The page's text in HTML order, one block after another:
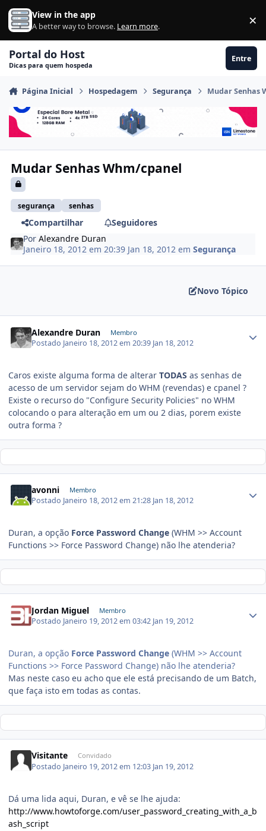
Ir para conteúdo
View in the app
A better way to browse. Learn more. ×
Portal do Host
Dicas para quem hospeda
Entre
Página Inicial Hospedagem Segurança Mudar Senhas
Mudar Senhas Whm/cpanel
segurança senhas
Compartilhar
Seguidores
PorAlexandre Duran
Janeiro 18, 2012 em 20:39 Jan 18, 2012 emSegurança
Novo Tópico
Alexandre Duran Membro
Postado Janeiro 18, 2012 em 20:39 Jan 18, 2012
Caros existe alguma forma de alterar TODAS as senhas de
acesso de um servidor sejam do WHM (revendas) e cpanel ?
Existe o recurso do "Configure Security Policies" no WHM
colocando o para alteração em um ou 2 dias, porem existe
outra forma ?
avonni Membro
Postado Janeiro 18, 2012 em 21:28 Jan 18, 2012
Duran, a opção Force Password Change (WHM >> Account
Functions >> Force Password Change) não lhe atenderia?
Jordan Miguel Membro
Postado Janeiro 19, 2012 em 03:42 Jan 19, 2012
Duran, a opção Force Password Change (WHM >> Account
Functions >> Force Password Change) não lhe atenderia?
Mas neste caso eu acho que ele está precisando de um Batch,
que faça isto em todas as contas.
Visitante Convidado
Postado Janeiro 19, 2012 em 12:03 Jan 19, 2012
Dá uma lida aqui, Duran, e vê se lhe ajuda:
http://www.howtoforge.com/user_password_creating_with_a_b
ash_script